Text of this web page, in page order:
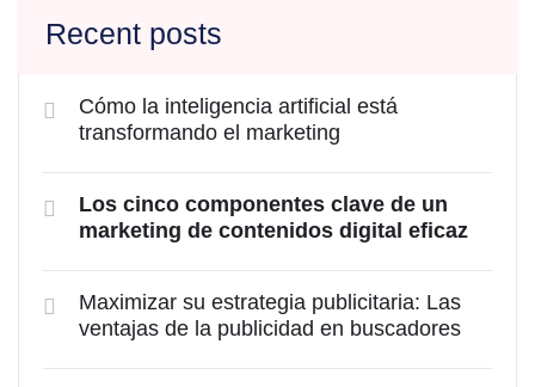
Recent posts
Cómo la inteligencia artificial está
transformando el marketing
Los cinco componentes clave de un
marketing de contenidos digital eficaz
Maximizar su estrategia publicitaria: Las
ventajas de la publicidad en buscadores